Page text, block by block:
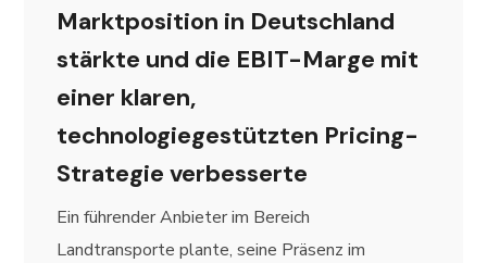
Marktposition in Deutschland
stärkte und die EBIT-Marge mit
einer klaren,
technologiegestützten Pricing-
Strategie verbesserte
Ein führender Anbieter im Bereich
Landtransporte plante, seine Präsenz im